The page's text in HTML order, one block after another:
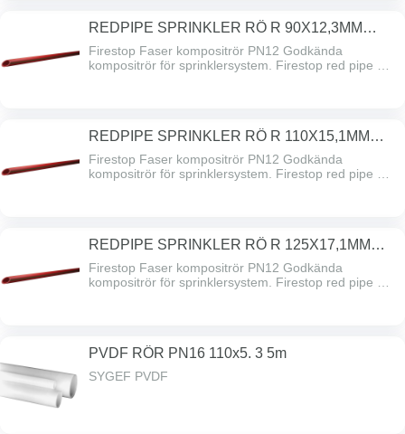
funktionen i hela anläggningen.
REDPIPE SPRINKLER RÖ R 90X12,3MM
L=6M 12B
Firestop Faser kompositrör PN12 Godkända
kompositrör för sprinklersystem. Firestop red pipe har
funktionen i hela anläggningen.
REDPIPE SPRINKLER RÖ R 110X15,1MM
L=6M 12
Firestop Faser kompositrör PN12 Godkända
kompositrör för sprinklersystem. Firestop red pipe har
funktionen i hela anläggningen.
REDPIPE SPRINKLER RÖ R 125X17,1MM
L=6M 12
Firestop Faser kompositrör PN12 Godkända
kompositrör för sprinklersystem. Firestop red pipe har
funktionen i hela anläggningen.
PVDF RÖR PN16 110x5. 3 5m
SYGEF PVDF